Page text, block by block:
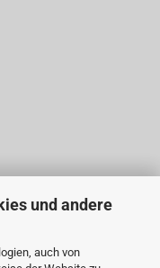
und andere
auch von